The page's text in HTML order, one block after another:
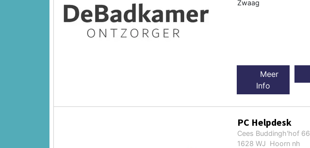
Zwaag
Meer
Info
PC Helpdesk
Cees Buddingh'hof 66
1628 WJ Hoorn nh